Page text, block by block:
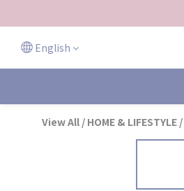
English
View All / HOME & LIFESTYLE /